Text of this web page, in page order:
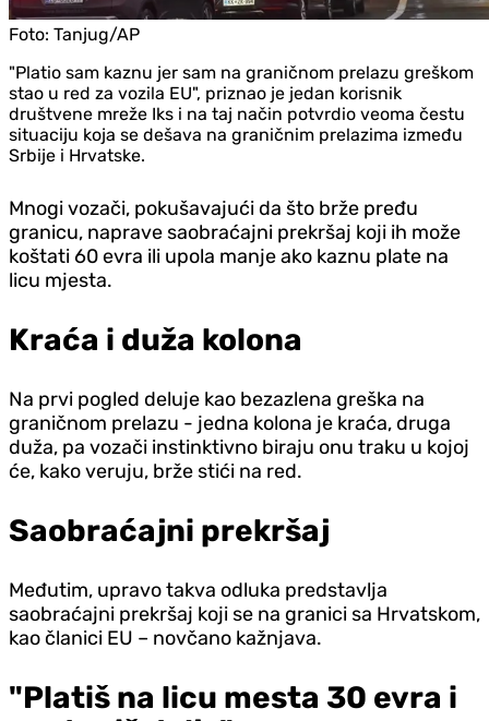
Foto: Tanjug/AP
"Platio sam kaznu jer sam na graničnom prelazu greškom
stao u red za vozila EU", priznao je jedan korisnik
društvene mreže Iks i na taj način potvrdio veoma čestu
situaciju koja se dešava na graničnim prelazima između
Srbije i Hrvatske.
Mnogi vozači, pokušavajući da što brže pređu
granicu, naprave saobraćajni prekršaj koji ih može
koštati 60 evra ili upola manje ako kaznu plate na
licu mjesta.
Kraća i duža kolona
Na prvi pogled deluje kao bezazlena greška na
graničnom prelazu - jedna kolona je kraća, druga
duža, pa vozači instinktivno biraju onu traku u kojoj
će, kako veruju, brže stići na red.
Saobraćajni prekršaj
Međutim, upravo takva odluka predstavlja
saobraćajni prekršaj koji se na granici sa Hrvatskom,
kao članici EU – novčano kažnjava.
"Platiš na licu mesta 30 evra i